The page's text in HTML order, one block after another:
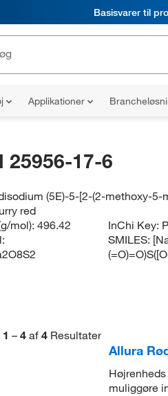
Basisvarer til
Applikationer
25956-17-6
(5E)-5-[2-(2-methoxy-
red
mol):496.42
InChi Key:
SMILES:
1 – 4 af 4 Resultater
Allura
muliggøre